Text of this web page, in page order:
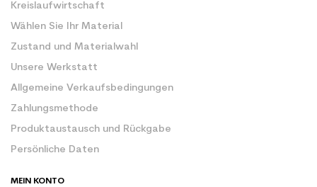
Kreislaufwirtschaft
Wählen Sie Ihr Material
Zustand und Materialwahl
Unsere Werkstatt
Allgemeine Verkaufsbedingungen
Zahlungsmethode
Produktaustausch und Rückgabe
Persönliche Daten
MEIN KONTO